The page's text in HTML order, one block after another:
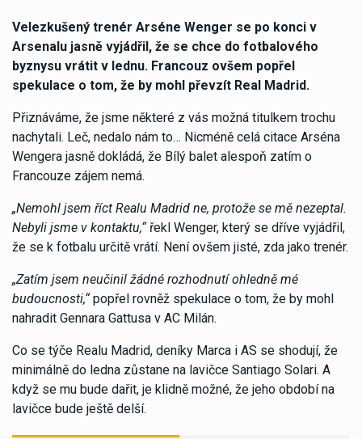
Velezkušený trenér Arséne Wenger se po konci v
Arsenalu jasně vyjádřil, že se chce do fotbalového
byznysu vrátit v lednu. Francouz ovšem popřel
spekulace o tom, že by mohl převzít Real Madrid.
Přiznáváme, že jsme některé z vás možná titulkem trochu
nachytali. Leč, nedalo nám to… Nicméně celá citace Arséna
Wengera jasně dokládá, že Bílý balet alespoň zatím o
Francouze zájem nemá.
„Nemohl jsem říct Realu Madrid ne, protože se mě nezeptal.
Nebyli jsme v kontaktu,“řekl Wenger, který se dříve vyjádřil,
že se k fotbalu určitě vrátí. Není ovšem jisté, zda jako trenér.
„Zatím jsem neučinil žádné rozhodnutí ohledně mé
budoucnosti,“popřel rovněž spekulace o tom, že by mohl
nahradit Gennara Gattusa v AC Milán.
Co se týče Realu Madrid, deníky Marca i AS se shodují, že
minimálně do ledna zůstane na lavičce Santiago Solari. A
když se mu bude dařit, je klidně možné, že jeho období na
lavičce bude ještě delší.